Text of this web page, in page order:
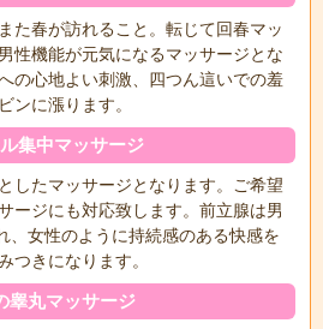
た春が訪れること。転じて回春マッ
性機能が元気になるマッサージとな
の心地よい刺激、四つん這いでの羞
ンに漲ります。
集中マッサージ
したマッサージとなります。ご希望
ージにも対応致します。前立腺は男
、女性のように持続感のある快感を
つきになります。
睾丸マッサージ